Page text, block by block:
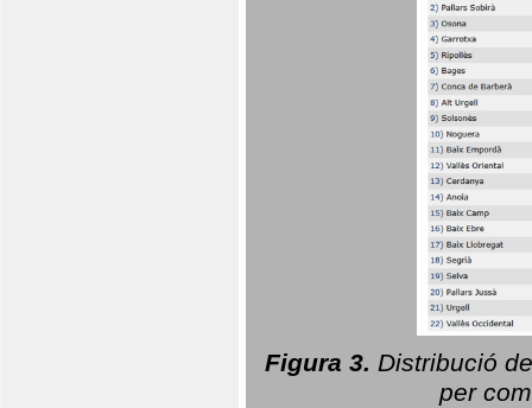
Figura 3. Distribució
per